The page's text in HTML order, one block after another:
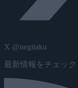
X @negitaku
最新情報をチェック